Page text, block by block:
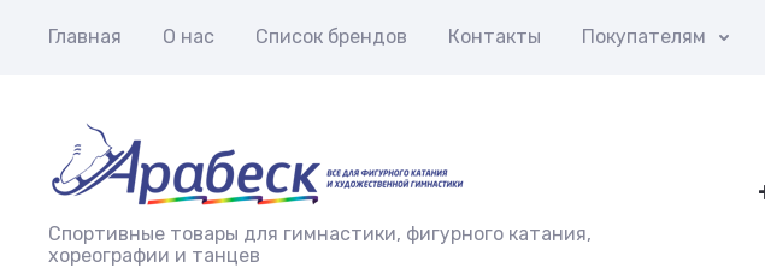
Главная О нас Список брендов Контакты Покупателям
Спортивные товары для гимнастики, фигурного катания,
хореографии и танцев